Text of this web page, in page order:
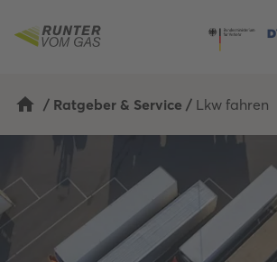
/ Ratgeber & Service / Lkw fahren